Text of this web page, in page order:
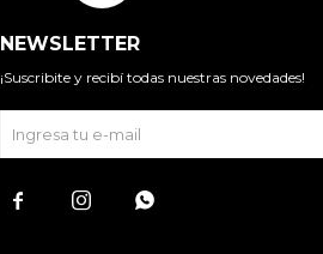
NEWSLETTER
¡Suscribite y recibí todas nuestras novedades!
  